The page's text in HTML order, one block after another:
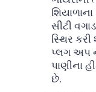
સીટી
સ્થિર
પ્લગ અપ ન
પાણીના
છે.